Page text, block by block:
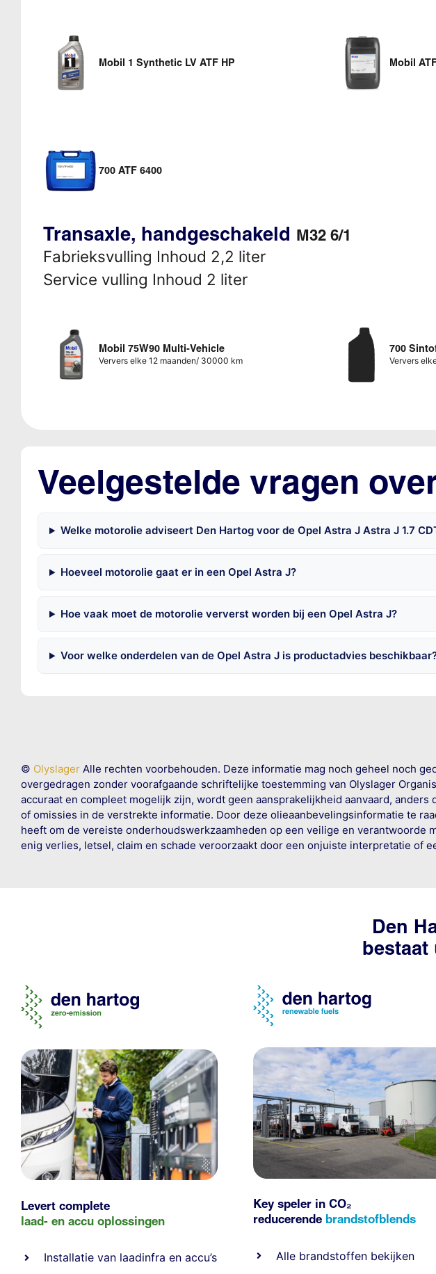
Mobil 1 Synthetic LV ATF HP Mobil
700 ATF 6400
Transaxle, handgeschakeld M32 6/1
Fabrieksvulling Inhoud 2,2 liter
Service vulling Inhoud 2 liter
Mobil 75W90 Multi-Vehicle
Ververs elke 12 maanden/ 30000 km
700
Ververs
Veelgestelde vragen
Welke motorolie adviseert Den Hartog voor de Opel Astra J Astra J 1.7
Hoeveel motorolie gaat er in een Opel Astra J?
Hoe vaak moet de motorolie ververst worden bij een Opel Astra J?
Voor welke onderdelen van de Opel Astra J is productadvies
© OlyslagerAlle rechten voorbehouden. Deze informatie mag noch geheel noch
overgedragen zonder voorafgaande schriftelijke toestemming van Olyslager
accuraat en compleet mogelijk zijn, wordt geen aansprakelijkheid aanvaard,
of omissies in de verstrekte informatie. Door deze olieaanbevelingsinformatie te
heeft om de vereiste onderhoudswerkzaamheden op een veilige en
enig verlies, letsel, claim en schade veroorzaakt door een onjuiste interpretatie of
Den
bestaat
Levert complete
laad- en accu oplossingen
Installatie van laadinfra en accu’s
Key speler in CO₂
reducerende brandstofblends
Alle brandstoffen bekijken